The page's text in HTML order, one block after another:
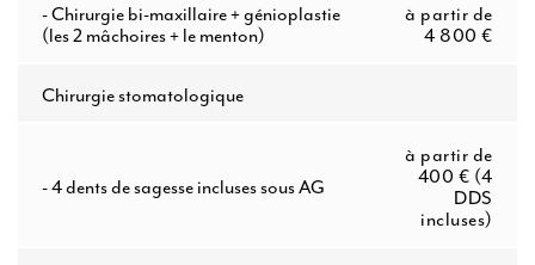
-Chirurgie bi-maxillaire + génioplastie
(les 2 mâchoires + le menton)
à partir de
4 800 €
Chirurgie stomatologique
-4 dents de sagesse incluses sous AG
à partir de
400 € (4
DDS
incluses)